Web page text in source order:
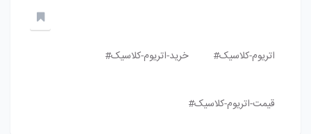
اتریوم-کلاسیک# خرید-اتریوم-کلاسیک#
قیمت-اتریوم-کلاسیک#